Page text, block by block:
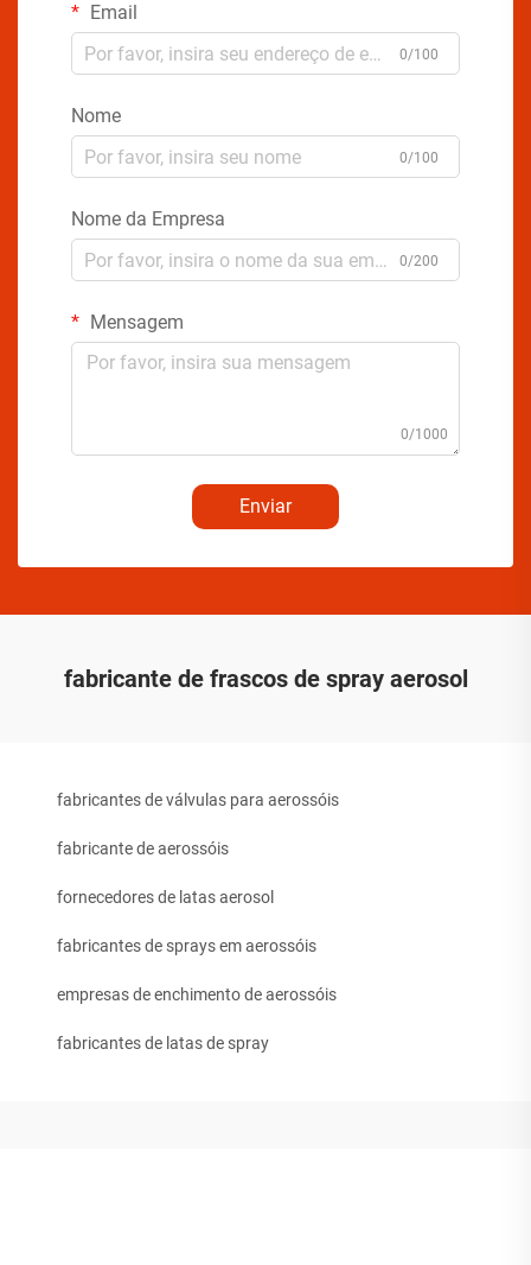
Email
0/100
Nome
0/100
Nome da Empresa
0/200
Mensagem
0/1000
Enviar
fabricante de frascos de spray aerosol
fabricantes de válvulas para aerossóis
fabricante de aerossóis
fornecedores de latas aerosol
fabricantes de sprays em aerossóis
empresas de enchimento de aerossóis
fabricantes de latas de spray